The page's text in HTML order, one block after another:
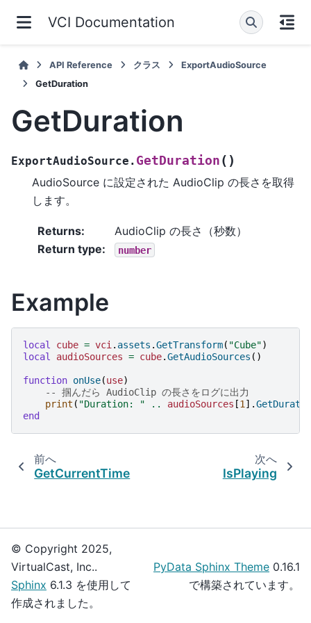
VCI Documentation
API Reference クラス
ExportAudioSource
GetDuration
GetDuration
ExportAudioSource. GetDuration ( )
AudioSource に設定された AudioClip の長さを取得
します。
Returns:
AudioClip の長さ（秒数）
Return type: number
Example
local cube = vci . assets .GetTransform( "Cube")
local
audioSources = cube.GetAudioSources ()
function onUse(use)
-- 掴んだら AudioClip の長さをログに出力
print ( "Duration: " .. audioSources [1 ].
end
前へ
GetCurrentTime
次へ
IsPlaying
© Copyright 2025,
VirtualCast, Inc..
Sphinx 6.1.3 を使用して
作成されました。
PyData Sphinx Theme 0.16.1
で構築されています。